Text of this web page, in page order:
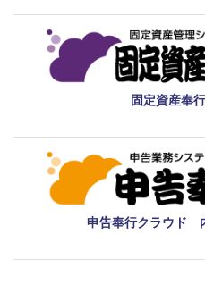
固定資産奉
申告奉行クラウド